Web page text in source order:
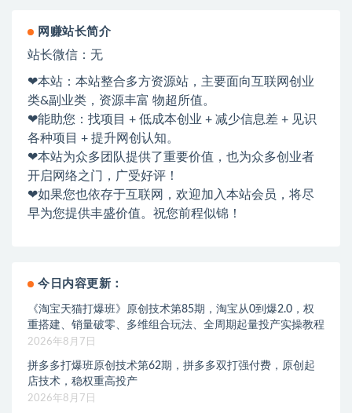
网赚站长简介
站长微信：无
❤本站：本站整合多方资源站，主要面向互联网创业
类&副业类，资源丰富 物超所值。
❤能助您：找项目 + 低成本创业 + 减少信息差 + 见识
各种项目 + 提升网创认知。
❤本站为众多团队提供了重要价值，也为众多创业者
开启网络之门，广受好评！
❤如果您也依存于互联网，欢迎加入本站会员，将尽
早为您提供丰盛价值。祝您前程似锦！
今日内容更新：
《淘宝天猫打爆班》原创技术第85期，淘宝从0到爆2.0，权
重搭建、销量破零、多维组合玩法、全周期起量投产实操教程
2026年8月7日
拼多多打爆班原创技术第62期，拼多多双打强付费，原创起
店技术，稳权重高投产
2026年8月7日